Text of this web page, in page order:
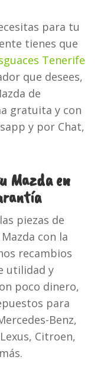
para tu
tienes que
Tenerife
que desees,
de
gratuita y con
y por Chat,
Mazda en
piezas de
con la
recambios
utilidad y
poco dinero,
para
Benz,
Citroen,